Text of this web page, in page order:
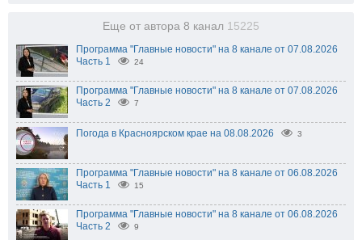
Еще от автора 8 канал 15225
Программа "Главные новости" на 8 канале от 07.08.2026
Часть 1
24
Программа "Главные новости" на 8 канале от 07.08.2026
Часть 2
7
Погода в Красноярском крае на 08.08.2026 3
Программа "Главные новости" на 8 канале от 06.08.2026
Часть 1
15
Программа "Главные новости" на 8 канале от 06.08.2026
Часть 2
9